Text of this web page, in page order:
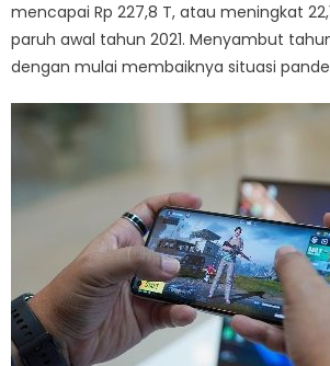
mencapai Rp 227,8 T, atau meningkat
paruh awal tahun 2021. Menyambut
dengan mulai membaiknya situasi